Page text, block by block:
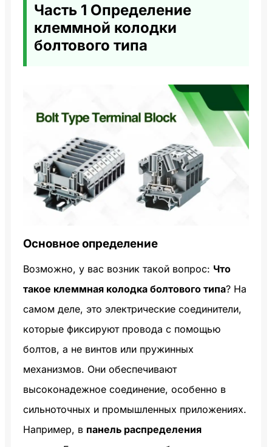
Часть 1 Определение
клеммной колодки
болтового типа
Основное определение
Возможно, у вас возник такой вопрос: Что
такое клеммная колодка болтового типа? На
самом деле, это электрические соединители,
которые фиксируют провода с помощью
болтов, а не винтов или пружинных
механизмов. Они обеспечивают
высоконадежное соединение, особенно в
сильноточных и промышленных приложениях.
Например, в панель распределения